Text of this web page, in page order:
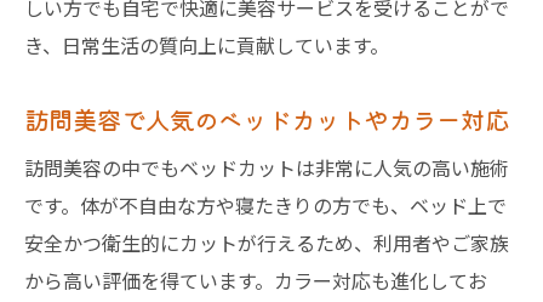
しい方でも自宅で快適に美容サービスを受けることがで
き、日常生活の質向上に貢献しています。
訪問美容で人気のベッドカットやカラー対応
訪問美容の中でもベッドカットは非常に人気の高い施術
です。体が不自由な方や寝たきりの方でも、ベッド上で
安全かつ衛生的にカットが行えるため、利用者やご家族
から高い評価を得ています。カラー対応も進化してお